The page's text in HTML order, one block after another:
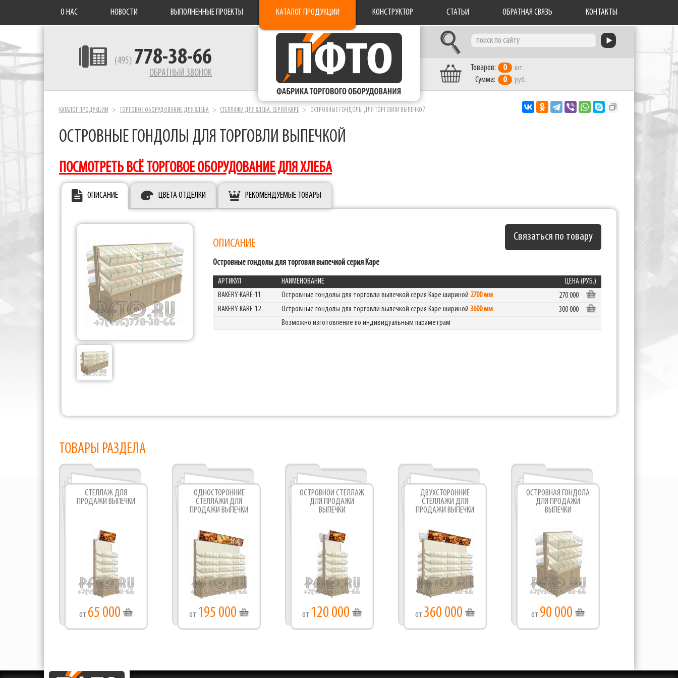
О НАС НОВОСТИ ВЫПОЛНЕННЫЕ ПРОЕКТЫ КАТАЛОГ ПРОДУКЦИИ КОНСТРУКТОР СТАТЬИ ОБРАТНАЯ СВЯЗЬ КОНТАКТЫ
(495) 778-38-66
ОБРАТНЫЙ ЗВОНОК
Фабрика торгового оборудования
Товаров: 0 шт.
Сумма: 0 руб.
КАТАЛОГ ПРОДУКЦИИ ТОРГОВОЕ ОБОРУДОВАНИЕ ДЛЯ ХЛЕБА СТЕЛЛАЖИ ДЛЯ ХЛЕБА. СЕРИЯ КАРЕ ОСТРОВНЫЕ ГОНДОЛЫ ДЛЯ ТОРГОВЛИ ВЫПЕЧКОЙ
ОСТРОВНЫЕ ГОНДОЛЫ ДЛЯ ТОРГОВЛИ ВЫПЕЧКОЙ
ПОСМОТРЕТЬ ВСЁ ТОРГОВОЕ ОБОРУДОВАНИЕ ДЛЯ ХЛЕБА
ОПИСАНИЕ ЦВЕТА ОТДЕЛКИ РЕКОМЕНДУЕМЫЕ ТОВАРЫ
Связаться по товару
ОПИСАНИЕ
Островные гондолы для торговли выпечкой серия Каре
АРТИКУЛ НАИМЕНОВАНИЕ
ЦЕНА (РУБ.)
BAKERY-KARE-11
Островные гондолы для торговли выпечкой серия Каре шириной 2700 мм
270 000
BAKERY-KARE-12
Островные гондолы для торговли выпечкой серия Каре шириной 3600 мм
300 000
Возможно изготовление по индивидуальным параметрам
ТОВАРЫ РАЗДЕЛА
СТЕЛЛАЖ ДЛЯ
ПРОДАЖИ ВЫПЕЧКИ
от 65 000
ОДНОСТОРОННИЕ
СТЕЛЛАЖИ ДЛЯ
ПРОДАЖИ ВЫПЕЧКИ
от 195 000
ОСТРОВНОЙ СТЕЛЛАЖ
ДЛЯ ПРОДАЖИ
ВЫПЕЧКИ
от 120 000
ДВУХСТОРОННИЕ
СТЕЛЛАЖИ ДЛЯ
ПРОДАЖИ ВЫПЕЧКИ
от 360 000
ОСТРОВНАЯ ГОНДОЛА
ДЛЯ ПРОДАЖИ
ВЫПЕЧКИ
от 90 000